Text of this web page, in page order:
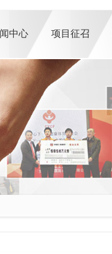
中心 项目征召